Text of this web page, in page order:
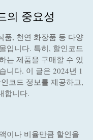
의 중요성
품, 천연 화장품 등 다양
입니다. 특히, 할인코드
는 제품을 구매할 수 있
니다. 이 글은 2024년 1
코드 정보를 제공하고,
합니다.
이나 비율만큼 할인을